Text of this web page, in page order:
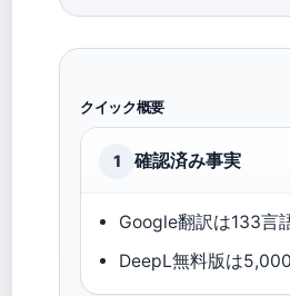
クイック概要
1 確認済み事実
Google翻訳は133言
DeepL無料版は